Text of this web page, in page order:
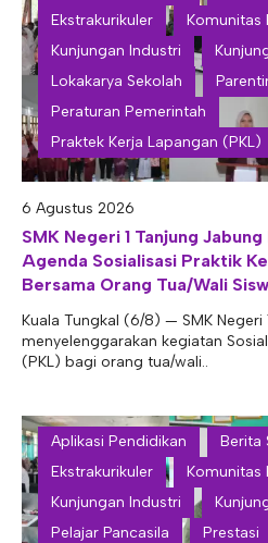
STRUKTUR
KEPALA SEKOLAH
Tupoksi Kepala Sekolah
WAKIL KEPALASEKOLAH
Tupoksi Wakil Bidang
Tupoksi Wakil Bidang Humas
Tupoksi Wakil Bidang
Tupoksi Wakil Bidang
MAJELIS GURU
Tupoksi Guru
Tupoksi Guru Piket
Tupoksi Ketua Kons.
TATA USAHA
Tupoksi Kepala Tata Usaha
Tupoksi Bendahara BOS
Tupoksi Koordinator
Tupoksi Bendahara Komite
Tupoksi Security
AKREDITASI
PROGRAM SEKOLAH
MANAJEMEN PERKANTORAN
BISNIS DIGITAL
DESAIN KOMUNIKASI VISUAL
DESAIN PRODUKSI BUSANA
KULINER
PORTAL
E-LEARNING
E-PKL
E-RAPOR
E-SKL
E-ALUMNI
E-BKK
Ekstrakurikuler
Komunitas
Kunjungan Industri
Lokakarya Sekolah
Peraturan Pemerintah
Praktek Kerja Lapangan (PKL)
6 Agustus 2026
SMK Negeri 1 Tanjung
Agenda Sosialisasi Praktik
Bersama Orang Tua/Wali
Kuala Tungkal (6/8) — SMK Negeri
menyelenggarakan kegiatan
(PKL) bagi orang tua/wali..
Aplikasi Pendidikan Berita
Ekstrakurikuler
Komunitas
Kunjungan Industri
Pelajar Pancasila
Prestasi